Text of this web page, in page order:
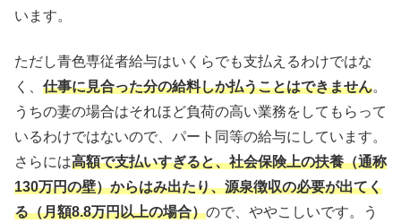
います。
ただし青色専従者給与はいくらでも支払えるわけではな
く、 仕事に見合った分の給料しか払うことはできません。
うちの妻の場合はそれほど負荷の高い業務をしてもらって
いるわけではないので、パート同等の給与にしています。
さらには高額で支払いすぎると、社会保険上の扶養（通称
130万円の壁）からはみ出たり、源泉徴収の必要が出てく
る（月額8.8万円以上の場合）ので、ややこしいです。う